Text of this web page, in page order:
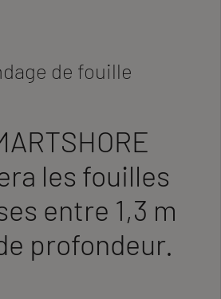
de fouille
les fouilles
entre 1,3 m
profondeur.